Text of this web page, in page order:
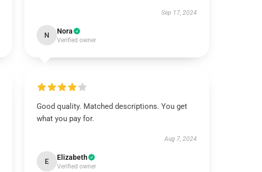
Sep 17, 2024
N Nora
Verified owner
Good quality. Matched descriptions. You get
what you pay for.
Aug 7, 2024
E Elizabeth
Verified owner